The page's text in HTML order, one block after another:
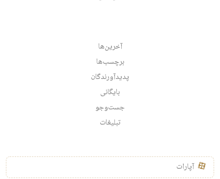
آخرین‌ها
برچسب‌ها
پدیدآورندگان
بایگانی
جست‌وجو
تبلیغات
آپارات